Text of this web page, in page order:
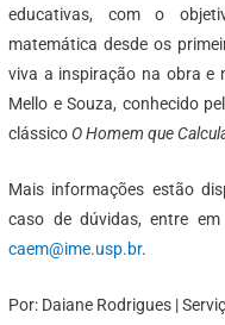
educativas, com o
matemática desde os
viva a inspiração na obra e
Mello e Souza, conhecido
clássico O Homem que
Mais informações estão
caso de dúvidas, entre
caem@ime.usp.br.
Por: Daiane Rodrigues |